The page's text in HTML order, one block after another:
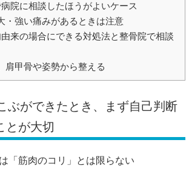
院に相談したほうがよいケース
・強い痛みがあるときは注意
来の場合にできる対処法と整骨院で相談
肩甲骨や姿勢から整える
ぶができたとき、まず自己判断
とが大切
「筋肉のコリ」とは限らない